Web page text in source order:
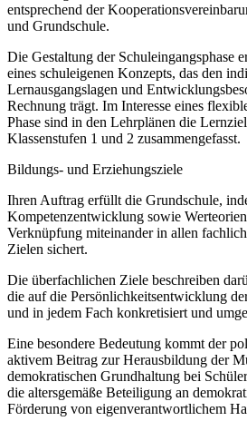
entsprechend der
und Grundschule.
Die Gestaltung der Schuleingangsphase
eines schuleigenen Konzepts, das den
Lernausgangslagen und
Rechnung trägt. Im Interesse eines
Phase sind in den Lehrplänen die
Klassenstufen 1 und 2 zusammengefasst.
Bildungs- und Erziehungsziele
Ihren Auftrag erfüllt die Grundschule,
Kompetenzentwicklung sowie
Verknüpfung miteinander in allen
Zielen sichert.
Die überfachlichen Ziele beschreiben
die auf die Persönlichkeitsentwicklung
und in jedem Fach konkretisiert und
Eine besondere Bedeutung kommt der
aktivem Beitrag zur Herausbildung der
demokratischen Grundhaltung bei
die altersgemäße Beteiligung an
Förderung von eigenverantwortlichem